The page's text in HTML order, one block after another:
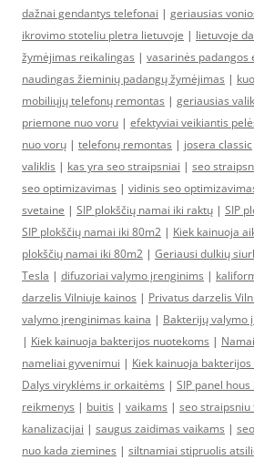
dažnai gendantys telefonai | geriausias
ikrovimo stoteliu pletra lietuvoje | lietuvoje
žymėjimas reikalingas | vasarinės padangos
naudingas žieminių padangų žymėjimas |
mobiliųjų telefonų remontas | geriausias
priemone nuo voru | efektyviai veikiantis
nuo vorų | telefonų remontas | josera classic
valiklis | kas yra seo straipsniai | seo
seo optimizavimas | vidinis seo
svetaine | SIP plokščių namai iki raktų | SIP
SIP plokščių namai iki 80m2 | Kiek kainuoja
plokščių namai iki 80m2 | Geriausi dulkių
Tesla | difuzoriai valymo įrenginims |
darzelis Vilniuje kainos | Privatus darzelis
valymo įrenginimas kaina | Bakterijų valymo
| Kiek kainuoja bakterijos nuotekoms |
nameliai gyvenimui | Kiek kainuoja
Dalys viryklėms ir orkaitėms | SIP panel
reikmenys | buitis | vaikams | seo straipsniu
kanalizacijai | saugus zaidimas vaikams |
nuo kada ziemines | siltnamiai stipruolis